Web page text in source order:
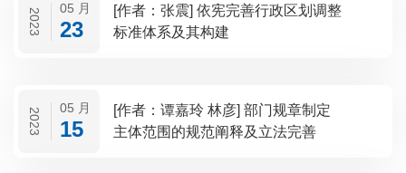
2023 05 月
23
[作者：张震] 依宪完善行政区划调整
标准体系及其构建
2023 05 月
15
[作者：谭嘉玲 林彦] 部门规章制定
主体范围的规范阐释及立法完善